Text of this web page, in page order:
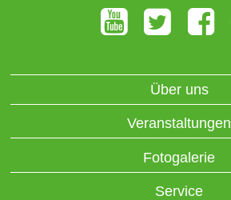
Über uns
Veranstaltungen
Fotogalerie
Service